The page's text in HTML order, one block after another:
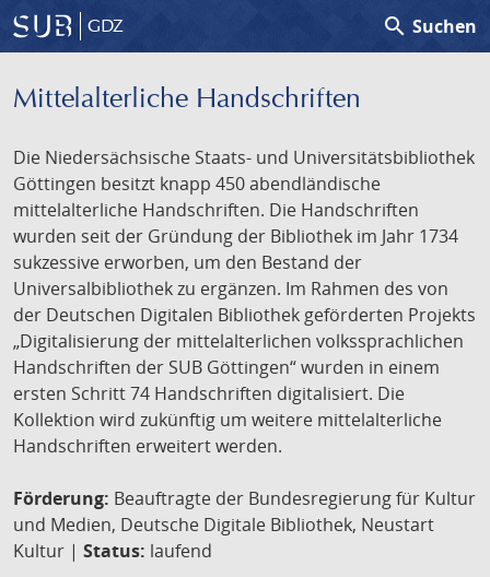
GDZ search Suchen
Mittelalterliche Handschriften
Die Niedersächsische Staats- und Universitätsbibliothek
Göttingen besitzt knapp 450 abendländische
mittelalterliche Handschriften. Die Handschriften
wurden seit der Gründung der Bibliothek im Jahr 1734
sukzessive erworben, um den Bestand der
Universalbibliothek zu ergänzen. Im Rahmen des von
der Deutschen Digitalen Bibliothek geförderten Projekts
„Digitalisierung der mittelalterlichen volkssprachlichen
Handschriften der SUB Göttingen“ wurden in einem
ersten Schritt 74 Handschriften digitalisiert. Die
Kollektion wird zukünftig um weitere mittelalterliche
Handschriften erweitert werden.
Förderung: Beauftragte der Bundesregierung für Kultur
und Medien, Deutsche Digitale Bibliothek, Neustart
Kultur | Status: laufend